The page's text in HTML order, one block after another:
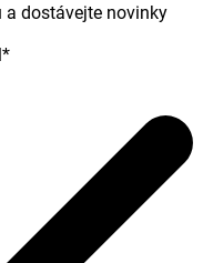
a dostávejte novinky
*